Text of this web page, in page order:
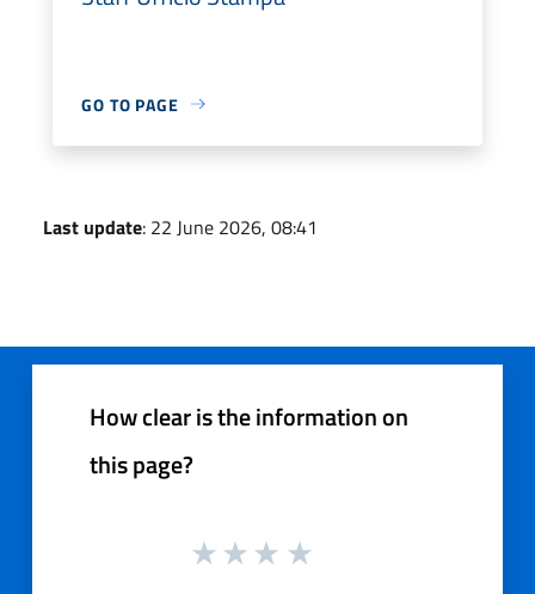
GO TO PAGE
Last update: 22 June 2026, 08:41
How clear is the information on
this page?